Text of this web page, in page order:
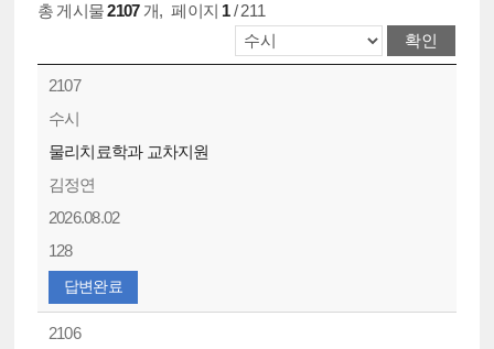
총 게시물2107개, 페이지 1/ 211
2107
수시
물리치료학과 교차지원
김정연
2026.08.02
128
답변완료
2106